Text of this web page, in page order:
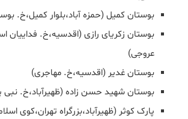
بوستان کمیل (حمزه آباد،بلوار کمیل،خ.
بوستان زکریای رازی (اقدسیه،خ. فداییان
عروجی)
بوستان غدیر (اقدسیه،خ. مهاجری)
بوستان شهید حسن زاده (ظهیرآباد،خ. نبی
پارک‌ کوثر (ظهیرآباد،بزرگراه تهران،کوی